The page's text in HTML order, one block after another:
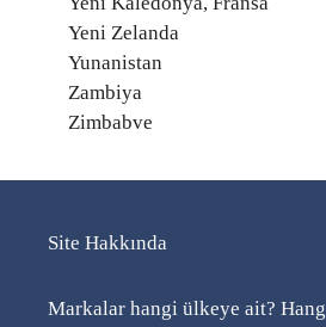
Yeni Zelanda
Yunanistan
Zambiya
Zimbabve
Site Hakkında
Markalar hangi ülkeye ait?